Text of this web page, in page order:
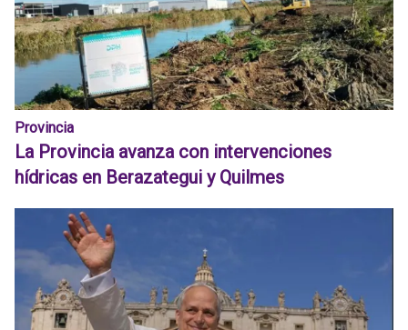
Provincia
La Provincia avanza con intervenciones
hídricas en Berazategui y Quilmes